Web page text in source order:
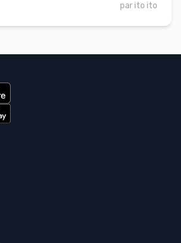
estomacs, évidemment). Du
cette salade énergisante
et parfaite pour recharger les
parito ito